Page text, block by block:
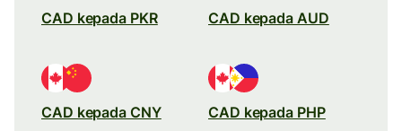
CAD kepada PKR CAD kepada AUD
CAD kepada CNY CAD kepada PHP